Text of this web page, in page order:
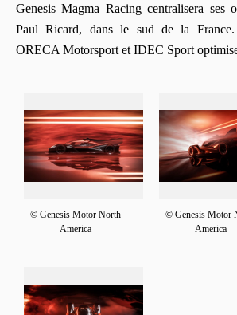
Genesis Magma Racing centralisera ses
Paul Ricard, dans le sud de la
ORECA Motorsport et IDEC Sport
© Genesis Motor North
America
© Genesis Motor
America